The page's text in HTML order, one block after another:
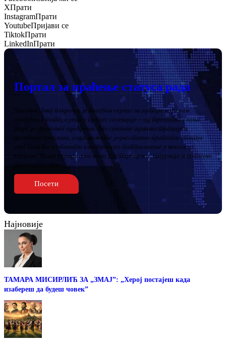
XПрати
InstagramПрати
YoutubeПријави се
TiktokПрати
LinkedInПрати
Портал за праћење статуса рада
Часопис Змај покренуо је посебан сервис за ауторе који вам
омогућава потпун увид у процес селекције – од тренутка слања
рада до финалног одобрења. Без сувишне администрације и
десетина имејлова, сада можете једноставно пратити статус
свог текста и обавити електронско потписивање у неколико
кликова. Ваша сарадња са нама постаје бржа, сигурнија и потпуно
транспарентна.
Посети
Најновије
ТАМАРА МИСИРЛИЋ ЗА „ЗМАЈ”: „Херој постајеш када
изабереш да будеш човек”